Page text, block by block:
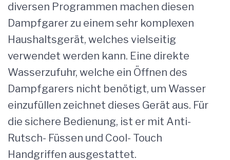
diversen Programmen machen diesen
Dampfgarer zu einem sehr komplexen
Haushaltsgerät, welches vielseitig
verwendet werden kann. Eine direkte
Wasserzufuhr, welche ein Öffnen des
Dampfgarers nicht benötigt, um Wasser
einzufüllen zeichnet dieses Gerät aus. Für
die sichere Bedienung, ist er mit Anti-
Rutsch- Füssen und Cool- Touch
Handgriffen ausgestattet.